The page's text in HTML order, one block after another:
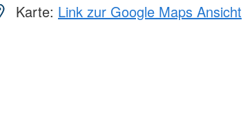
Karte: Link zur Google Maps Ansicht